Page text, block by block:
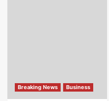
Breaking News Business